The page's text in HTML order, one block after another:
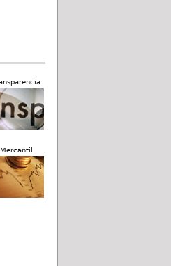
Mercantil